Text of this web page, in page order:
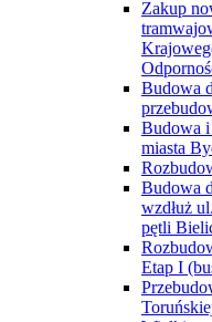
Zakup
Budowa
Budowa i
miasta
Budowa
wzdłuż
pętli
Etap I